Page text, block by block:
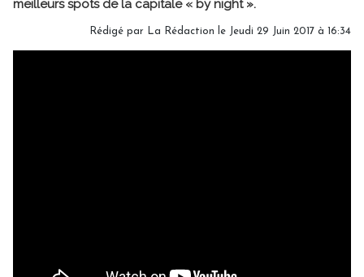
meilleurs spots de la capitale « by night ».
Rédigé par La Rédaction le Jeudi 29 Juin 2017 à 16:34